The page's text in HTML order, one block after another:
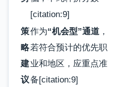
[citation:9]
策
略
建
议
作为“机会型”通道 ，
若符合预计的优先职
业和地区，应重点准
备[citation:9]